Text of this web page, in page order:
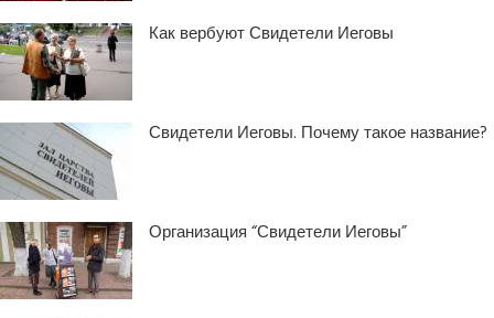
Как вербуют Свидетели Иеговы
Свидетели Иеговы. Почему такое название?
Организация “Свидетели Иеговы”